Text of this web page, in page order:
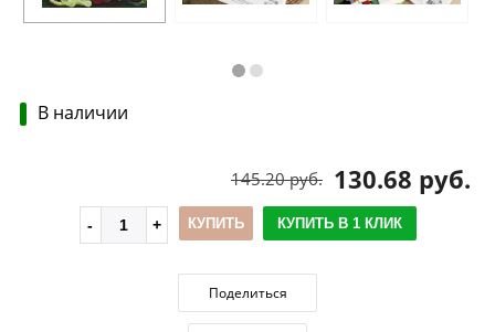
В наличии
130.68 руб.
145.20 руб.
КУПИТЬ КУПИТЬ В 1 КЛИК
Поделиться